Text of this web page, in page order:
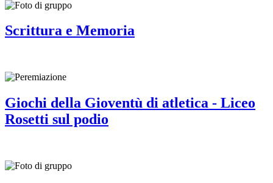
Scrittura e Memoria
Giochi della Gioventù di atletica - Liceo
Rosetti sul podio